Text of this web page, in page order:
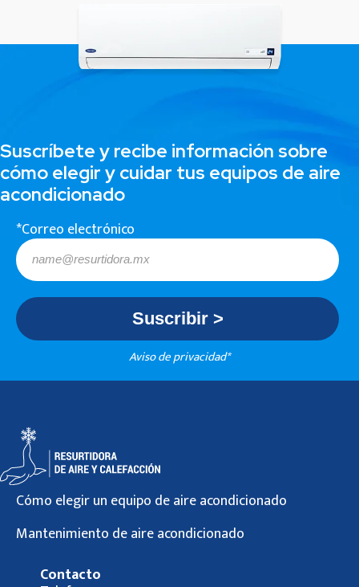
Suscríbete y recibe información sobre
cómo elegir y cuidar tus equipos de aire
acondicionado
*Correo electrónico
Aviso de privacidad*
Cómo elegir un equipo de aire acondicionado
Mantenimiento de aire acondicionado
Contacto